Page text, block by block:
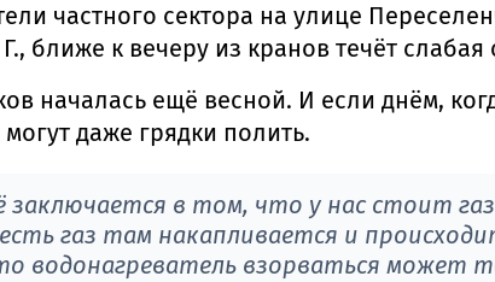
частного сектора на улице
ближе к вечеру из кранов течёт
началась ещё весной. И если днём,
даже грядки полить.
в том, что у нас стоит
газ там накапливается и
водонагреватель взорваться может